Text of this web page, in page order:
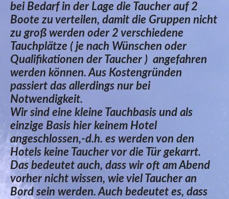
bei Bedarf in der Lage die Taucher auf 2
Boote zu verteilen, damit die Gruppen nicht
zu groß werden oder 2 verschiedene
Tauchplätze ( je nach Wünschen oder
Qualifikationen der Taucher ) angefahren
werden können. Aus Kostengründen
passiert das allerdings nur bei
Notwendigkeit.
Wir sind eine kleine Tauchbasis und als
einzige Basis hier keinem Hotel
angeschlossen,-d.h. es werden von den
Hotels keine Taucher vor die Tür gekarrt.
Das bedeutet auch, dass wir oft am Abend
vorher nicht wissen, wie viel Taucher an
Bord sein werden. Auch bedeutet es, dass